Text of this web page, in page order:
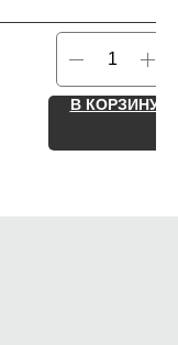
В КОРЗИНУ